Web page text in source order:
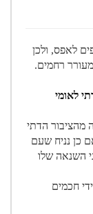
לאפס, ולכן
רחמים.
לאומי
מהציבור הדתי
כן נניח שעם
השנאה שלו
חכמים